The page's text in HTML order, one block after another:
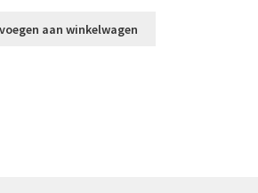
aan winkelwagen